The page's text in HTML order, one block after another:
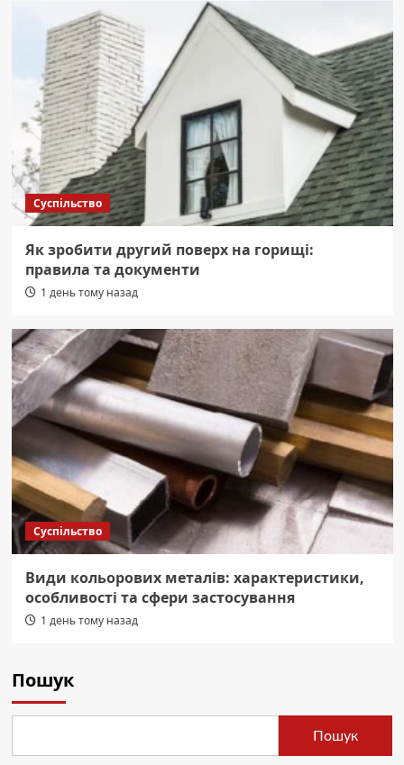
Суспільство
Як зробити другий поверх на горищі:
правила та документи
1 день тому назад
Суспільство
Види кольорових металів: характеристики,
особливості та сфери застосування
1 день тому назад
Пошук
Пошук